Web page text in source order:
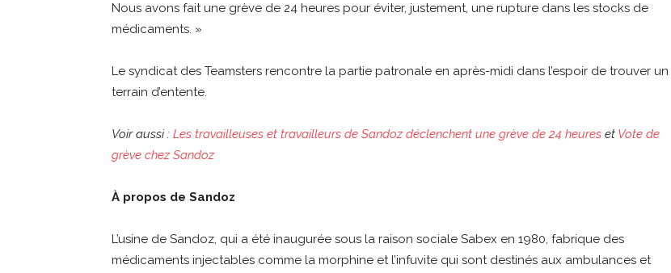
Nous avons fait une grève de 24 heures pour éviter, justement, une rupture dans les stocks de
médicaments. »
Le syndicat des Teamsters rencontre la partie patronale en après-midi dans l’espoir de trouver un
terrain d’entente.
Voir aussi : Les travailleuses et travailleurs de Sandoz déclenchent une grève de 24 heures et Vote de
grève chez Sandoz
À propos de Sandoz
L’usine de Sandoz, qui a été inaugurée sous la raison sociale Sabex en 1980, fabrique des
médicaments injectables comme la morphine et l’infuvite qui sont destinés aux ambulances et